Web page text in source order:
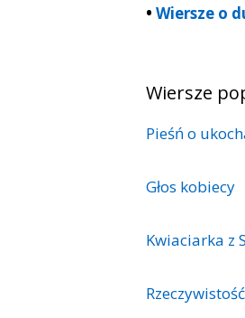
• Wiersze o
Wiersze
Pieśń o
Głos kobiecy
Kwiaciarka z
Rzeczywistość